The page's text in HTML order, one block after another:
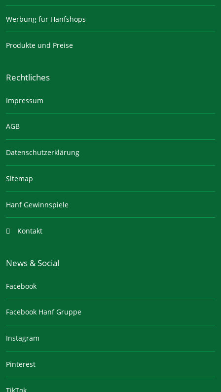
Werbung für Hanfshops
Produkte und Preise
Rechtliches
Impressum
AGB
Datenschutzerklärung
Sitemap
Hanf Gewinnspiele
Kontakt
News & Social
Facebook
Facebook Hanf Gruppe
Instagram
Pinterest